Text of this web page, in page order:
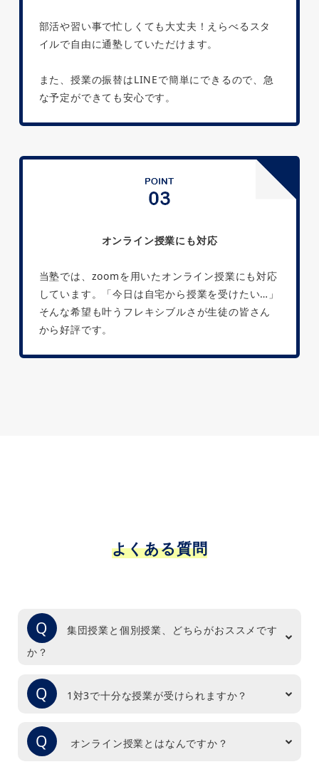
部活や習い事で忙しくても大丈夫！えらべるスタ
イルで自由に通塾していただけます。
また、授業の振替はLINEで簡単にできるので、急
な予定ができても安心です。
オンライン授業にも対応
当塾では、zoomを用いたオンライン授業にも対応
しています。「今日は自宅から授業を受けたい…」
そんな希望も叶うフレキシブルさが生徒の皆さん
から好評です。
よくある質問
Q
集団授業と個別授業、どちらがおススメです
か？
Q 1対3で十分な授業が受けられますか？
Q オンライン授業とはなんですか？